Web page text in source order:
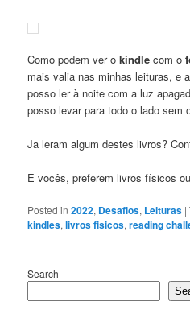
Como podem ver okindle com o
mais valia nas minhas leituras, e
posso ler à noite com a luz
posso levar para todo o lado sem
Ja leram algum destes livros?
E vocês, preferem livros físicos
Posted in 2022, Desafios, Leituras |
kindles,livros fisicos,reading
Search